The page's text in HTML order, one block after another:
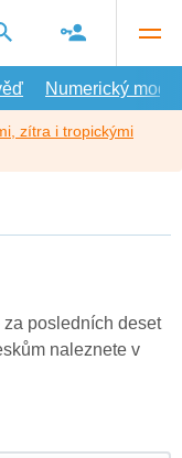
Numerický model
zítra i tropickými
posledních deset
naleznete v